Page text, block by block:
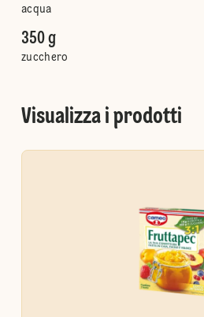
acqua
350 g
zucchero
Visualizza i prodotti